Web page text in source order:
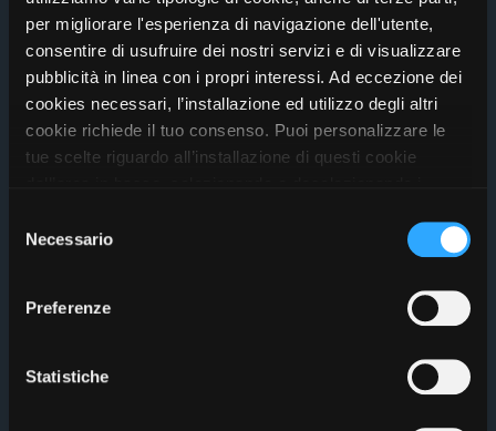
per migliorare l'esperienza di navigazione dell'utente,
consentire di usufruire dei nostri servizi e di visualizzare
pubblicità in linea con i propri interessi. Ad eccezione dei
cookies necessari, l’installazione ed utilizzo degli altri
cookie richiede il tuo consenso. Puoi personalizzare le
tue scelte riguardo all’installazione di questi cookie
prosegui” o decidere di accettare tutti i cookie, cliccando
sul pulsante “Accetta tutti i cookie”. Cliccando sul tasto
unicamente i cookie necessari alla navigazione. Per
funzionamento, puoi prendere visione dell’informativa
cliccando qui.
delNecessario
Preferenze
Statistiche
2026-09-26T19:00:00.000Z
ARENA FLEGREA( NAPOLI)
SAL DA VINCI LIVE
Sal da Vinci
Acquista